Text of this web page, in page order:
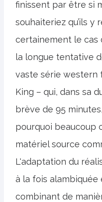
finissent par être si
souhaiteriez qu’ils y
certainement le cas
la longue tentative
vaste série western
King – qui, dans sa
brève de 95
pourquoi beaucoup
matériel source
L'adaptation du
à la fois alambiquée
combinant de